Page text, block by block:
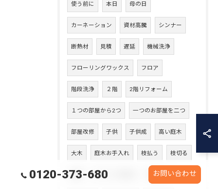
使う前に 本日 母の日
カーネーション 資材高騰 シンナー
断熱材 見積 遅延 機械洗浄
フローリングワックス フロア
階段洗浄 ２階 2階リフォーム
１つの部屋から2つ 一つのお部屋を二つ
部屋改修 子供 子供成 高い庭木
大木 庭木お手入れ 枝払う 枝切る
庭師 エアコン使用前 使用前
0120-373-680 お問い合わせ